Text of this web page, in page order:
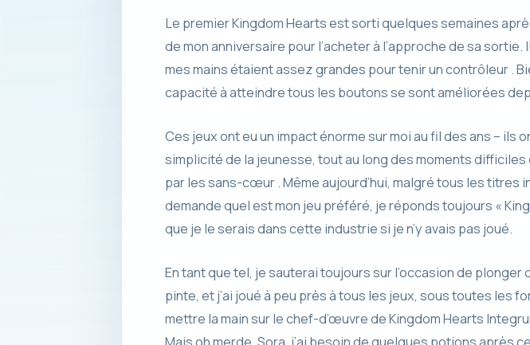
Le premier Kingdom Hearts est sorti quelques semaines
de mon anniversaire pour l’acheter à l’approche de sa
mes mains étaient assez grandes pour tenir un contrôleur .
capacité à atteindre tous les boutons se sont améliorées
Ces jeux ont eu un impact énorme sur moi au fil des ans –
simplicité de la jeunesse, tout au long des moments difficiles
par les sans-cœur . Même aujourd’hui, malgré tous les titres
demande quel est mon jeu préféré, je réponds toujours «
que je le serais dans cette industrie si je n’y avais pas joué.
En tant que tel, je sauterai toujours sur l’occasion de
pinte, et j’ai joué à peu près à tous les jeux, sous toutes les
mettre la main sur le chef-d’œuvre de Kingdom Hearts